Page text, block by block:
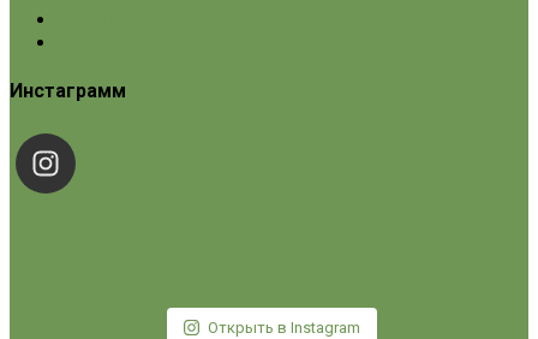
Инстаграмм
Открыть в Instagram